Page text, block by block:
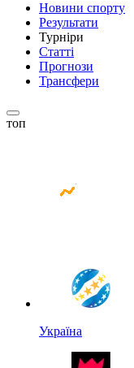
Новини спорту
Результати
Турніри
Статті
Прогнози
Трансфери
топ
Україна